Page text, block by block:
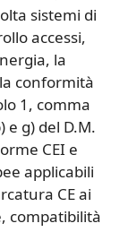
sistemi di
accessi,
la
conformità
1, comma
e g) del D.M.
CEI e
applicabili
CE ai
compatibilità